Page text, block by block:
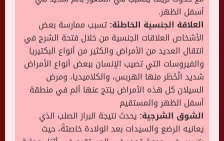
أسفل الظهر.
العلاقة الجنسية الخاطئة:تسبب ممارسة بعض
الأشخاص العلاقات الجنسية من خلال فتحة الشرج في
انتقال العديد من الأمراض والكثير من أنواع البكتيريا
والفيروسات التي تصيب الإنسان ببعض أنواع الأمراض
شديد الْخَطَر منها الهربس، والكلاميديا، ومرض
السيلان كل هذه الأمراض ينتج عنها ألم في منطقة
أسفل الظهر والمستقيم
الشوق الشرجية: يحدث نتيجة البراز الصلب الذي
يعانيه الرضع والسيدات بعد الولادة خاصتةً، حيث